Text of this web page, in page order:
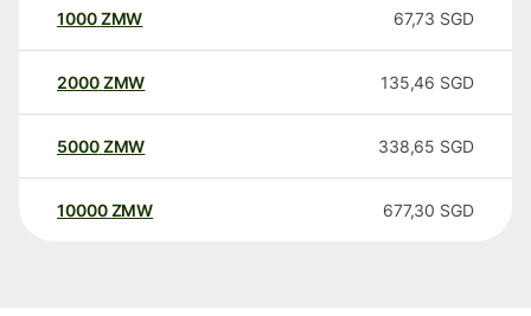
1000ZMW 67,73 SGD
2000ZMW 135,46 SGD
5000ZMW 338,65 SGD
10000 ZMW 677,30 SGD